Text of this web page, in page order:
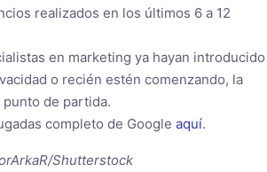
realizados en los últimos 6 a 12
en marketing ya hayan introducido
o recién estén comenzando, la
de partida.
completo de Google aquí.
Shutterstock